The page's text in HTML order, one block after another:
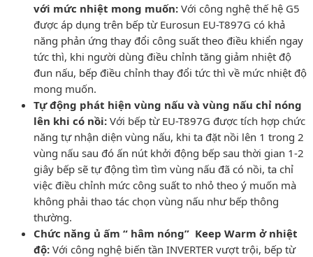
với mức nhiệt mong muốn: Với công nghệ thế hệ G5
được áp dụng trên bếp từ Eurosun EU-T897G có khả
năng phản ứng thay đổi công suất theo điều khiển ngay
tức thì, khi người dùng điều chỉnh tăng giảm nhiệt độ
đun nấu, bếp điều chỉnh thay đổi tức thì về mức nhiệt độ
mong muốn.
Tự động phát hiện vùng nấu và vùng nấu chỉ nóng
lên khi có nồi: Với bếp từ EU-T897G được tích hợp chức
năng tự nhận diện vùng nấu, khi ta đặt nồi lên 1 trong 2
vùng nấu sau đó ấn nút khởi động bếp sau thời gian 1-2
giây bếp sẽ tự động tìm tìm vùng nấu đã có nồi, ta chỉ
việc điều chỉnh mức công suất to nhỏ theo ý muốn mà
không phải thao tác chọn vùng nấu như bếp thông
thường.
Chức năng ủ ấm “ hâm nóng” Keep Warm ở nhiệt
độ: Với công nghệ biến tần INVERTER vượt trội, bếp từ